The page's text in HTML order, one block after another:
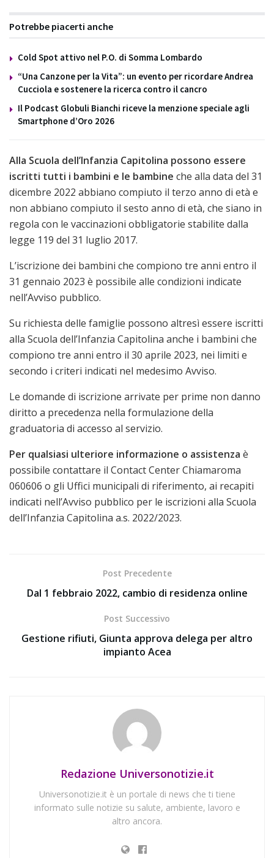
Potrebbe piacerti anche
Cold Spot attivo nel P.O. di Somma Lombardo
“Una Canzone per la Vita”: un evento per ricordare Andrea
Cucciola e sostenere la ricerca contro il cancro
Il Podcast Globuli Bianchi riceve la menzione speciale agli
Smartphone d’Oro 2026
Alla Scuola dell’Infanzia Capitolina possono essere
iscritti tutti i bambini e le bambine che alla data del 31
dicembre 2022 abbiano compiuto il terzo anno di età e
non abbiano compiuto il sesto anno di età, che siano in
regola con le vaccinazioni obbligatorie stabilite dalla
legge 119 del 31 luglio 2017.
L’iscrizione dei bambini che compiono tre anni entro il
31 gennaio 2023 è possibile alle condizioni indicate
nell’Avviso pubblico.
Su richiesta delle famiglie possono altresì essere iscritti
alla Scuola dell’Infanzia Capitolina anche i bambini che
compiono tre anni entro il 30 aprile 2023, nei limiti e
secondo i criteri indicati nel medesimo Avviso.
Le domande di iscrizione arrivate per prime non danno
diritto a precedenza nella formulazione della
graduatoria di accesso al servizio.
Per qualsiasi ulteriore informazione o assistenza è
possibile contattare il Contact Center Chiamaroma
060606 o gli Uffici municipali di riferimento, ai recapiti
indicati nell’Avviso pubblico per le iscrizioni alla Scuola
dell’Infanzia Capitolina a.s. 2022/2023.
Post Precedente
Dal 1 febbraio 2022, cambio di residenza online
Post Successivo
Gestione rifiuti, Giunta approva delega per altro
impianto Acea
Redazione Universonotizie.it
Universonotizie.it è un portale di news che ti tiene
informato sulle notizie su salute, ambiente, lavoro e
altro ancora.